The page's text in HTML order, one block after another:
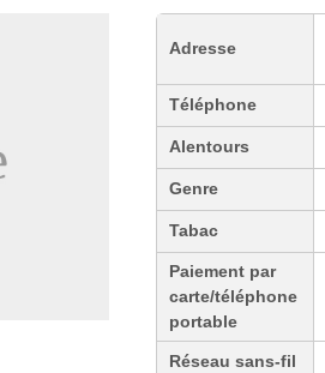
Adresse
Téléphone
Alentours
Genre
Tabac
Paiement par
carte/téléphone
portable
Réseau sans-fil